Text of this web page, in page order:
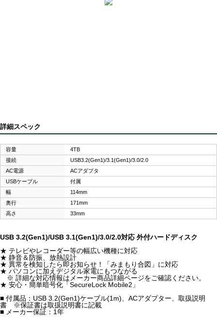
詳細スペック
容量
4TB
接続
USB3.2(Gen1)/3.1(Gen1)/3.0/2.0
AC電源
ACアダプタ
USBケーブル
付属
幅
114mm
奥行
171mm
高さ
33mm
USB 3.2(Gen1)/USB 3.1(Gen1)/3.0/2.0対応 外付ハードディスク
★ テレビやレコーダー等の幅広い機種に対応
★ 静音＆防振、放熱設計
★ 異常を検知したら即お知らせ！「みまもり合図」に対応
★ パソコンに加えデジタル家電にもつながる
※ 詳細な対応情報はメーカー商品詳細ページをご確認ください。
★ 安心・簡単暗号化「SecureLock Mobile2」
■ 付属品：USB 3.2(Gen1)ケーブル(1m)、ACアダプター、取扱説明
書 ※保証書は取扱説明書に記載
■ メーカー保証：1年